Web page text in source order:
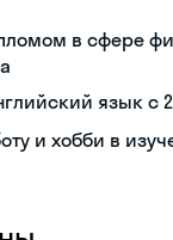
в сфере
язык с
и хобби в